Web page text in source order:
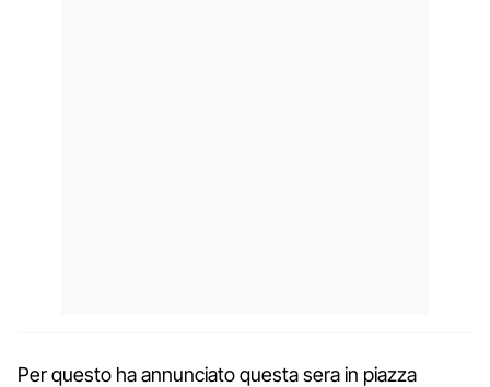
Per questo ha annunciato questa sera in piazza